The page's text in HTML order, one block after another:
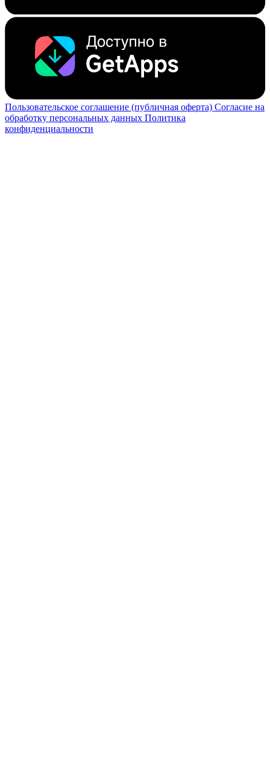
Пользовательское соглашение (публичная оферта) Согласие на
обработку персональных данных Политика
конфиденциальности